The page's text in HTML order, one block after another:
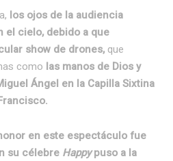
los ojos de la audiencia
el cielo, debido a que
show de drones, que
como las manos de Dios y
Ángel en la Capilla Sixtina
en este espectáculo fue
su célebre Happypuso a la